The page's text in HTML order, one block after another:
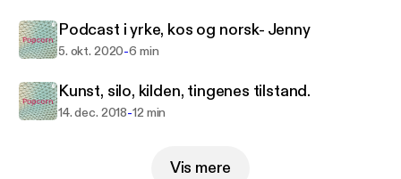
Podcast i yrke, kos og norsk- Jenny
5. okt. 2020-6 min
Kunst, silo, kilden, tingenes tilstand.
14. dec. 2018-12 min
Vis mere